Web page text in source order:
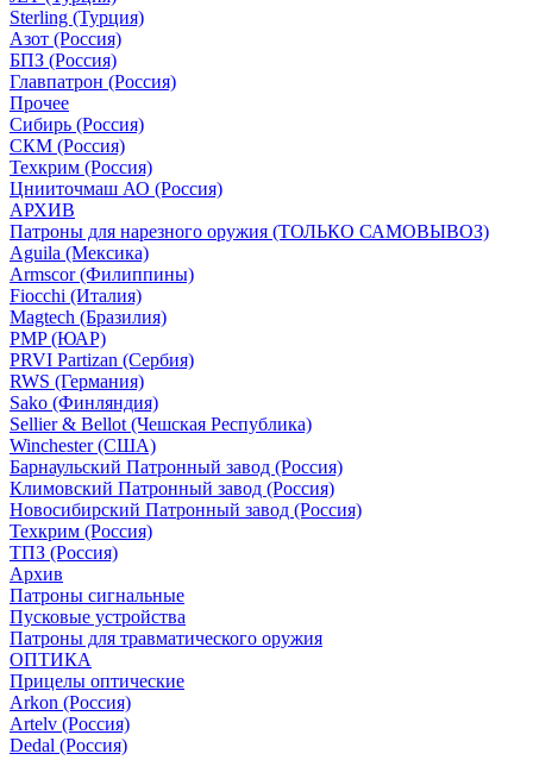
Sterling (Турция)
Азот (Россия)
БПЗ (Россия)
Главпатрон (Россия)
Прочее
Сибирь (Россия)
СКМ (Россия)
Техкрим (Россия)
Цнииточмаш АО (Россия)
АРХИВ
Патроны для нарезного оружия (ТОЛЬКО САМОВЫВОЗ)
Aguila (Мексика)
Armscor (Филиппины)
Fiocchi (Италия)
Magtech (Бразилия)
PMP (ЮАР)
PRVI Partizan (Сербия)
RWS (Германия)
Sako (Финляндия)
Sellier & Bellot (Чешская Республика)
Winchester (США)
Барнаульский Патронный завод (Россия)
Климовский Патронный завод (Россия)
Новосибирский Патронный завод (Россия)
Техкрим (Россия)
ТПЗ (Россия)
Архив
Патроны сигнальные
Пусковые устройства
Патроны для травматического оружия
ОПТИКА
Прицелы оптические
Arkon (Россия)
Artelv (Россия)
Dedal (Россия)